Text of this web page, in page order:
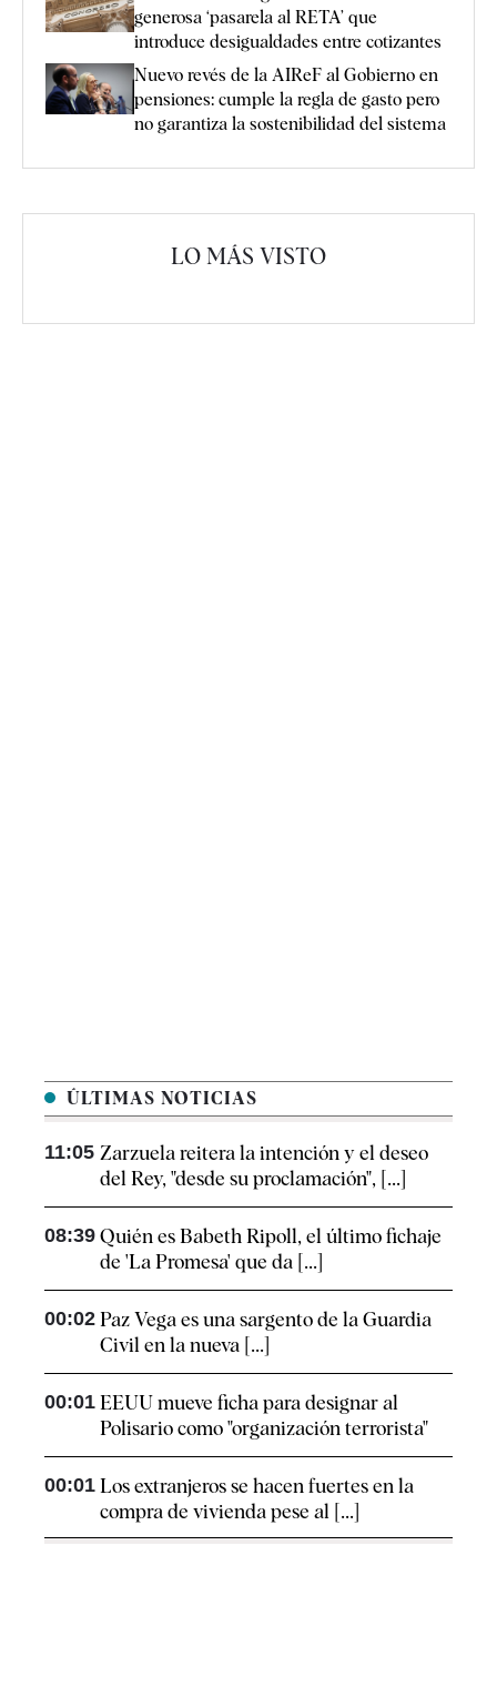
generosa ‘pasarela al RETA’ que
introduce desigualdades entre cotizantes
Nuevo revés de la AIReF al Gobierno en
pensiones: cumple la regla de gasto pero
no garantiza la sostenibilidad del sistema
LO MÁS VISTO
ÚLTIMAS NOTICIAS
11:05 Zarzuela reitera la intención y el deseo
del Rey, "desde su proclamación", [...]
08:39 Quién es Babeth Ripoll, el último fichaje
de 'La Promesa' que da [...]
00:02 Paz Vega es una sargento de la Guardia
Civil en la nueva [...]
00:01 EEUU mueve ficha para designar al
Polisario como "organización terrorista"
00:01 Los extranjeros se hacen fuertes en la
compra de vivienda pese al [...]